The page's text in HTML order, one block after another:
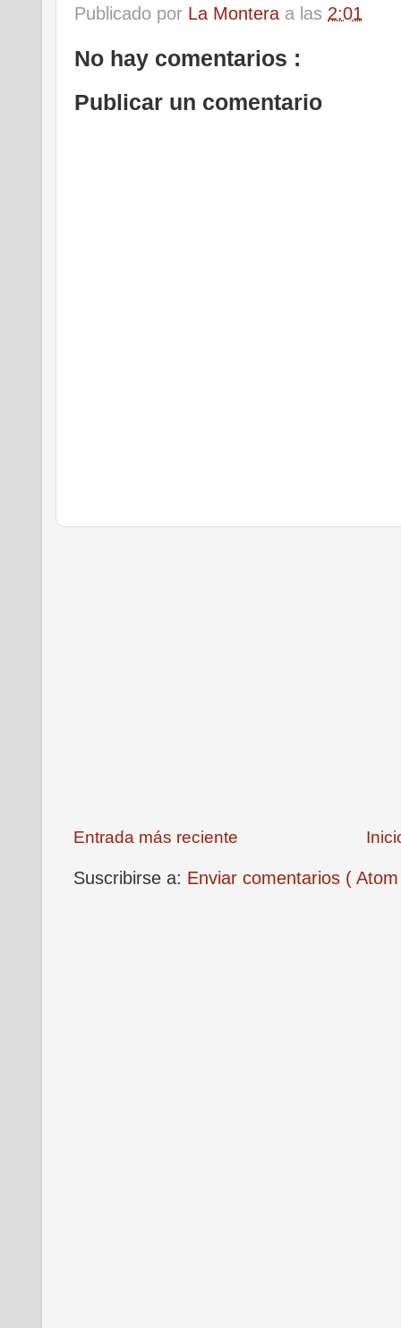
Publicado por La Montera a las 2:01
No hay comentarios :
Publicar un comentario
Entrada más reciente
Suscribirse a: Enviar comentarios (